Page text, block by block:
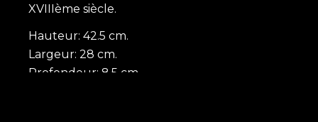
XVIIIème siècle.
Hauteur: 42.5 cm.
Largeur: 28 cm.
Profondeur: 8.5 cm.